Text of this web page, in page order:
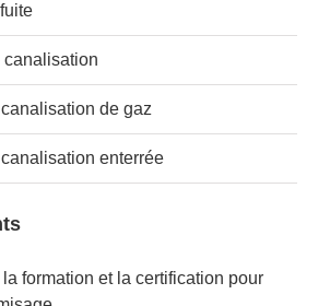
canalisation
de gaz
enterrée
formation et la certification pour